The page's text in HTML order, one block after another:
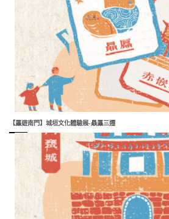
【屭遊南門】城垣文化體驗展-贔屭三遷